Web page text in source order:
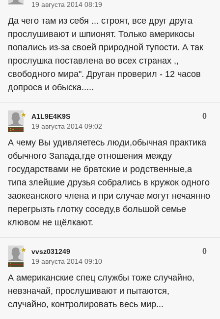
19 августа 2014 08:19
Да чего там из себя ... строят, все друг друга
прослушивают и шпионят. Только америкосы
попались из-за своей природной тупости. А так
прослушка поставлена во всех странах ,,
свободного мира". Друган проверил - 12 часов
допроса и обыска.....
A1L9E4K9S 0
19 августа 2014 09:02
А чему Вы удивляетесь люди,обычная практика
обычного Запада,где отношения между
государствами не братские и родственные,а
типа злейшие друзья собрались в кружок одного
заокеанского члена и при случае могут нечаянно
перегрызть глотку соседу,в большой семье
клювом не щёлкают.
vvsz031249 0
19 августа 2014 09:10
А американские спец службы тоже случайно,
невзначай, прослушивают и пытаются,
случайно, контролировать весь мир...